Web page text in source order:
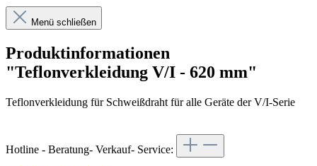
Menü schließen
Produktinformationen
"Teflonverkleidung V/I - 620 mm"
Teflonverkleidung für Schweißdraht für alle Geräte der V/I-Serie
Hotline - Beratung- Verkauf- Service: